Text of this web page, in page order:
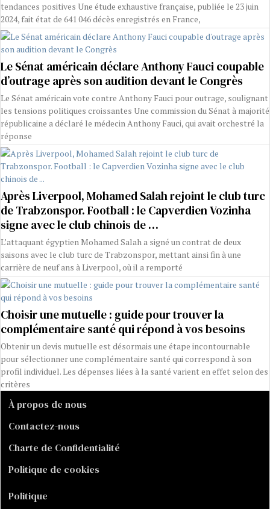
tendances positives Une étude exhaustive française, publiée le 23 juin
2024, fait état de 641 046 décès enregistrés en France,
Le Sénat américain déclare Anthony Fauci coupable
d’outrage après son audition devant le Congrès
Le Sénat américain vote contre Anthony Fauci pour outrage, soulignant
les tensions politiques croissantes Une commission du Sénat à majorité
républicaine a déclaré le médecin Anthony Fauci, qui avait orchestré la
réponse
Après Liverpool, Mohamed Salah rejoint le club turc
de Trabzonspor. Football : le Capverdien Vozinha
signe avec le club chinois de …
L’attaquant égyptien Mohamed Salah a signé un contrat de deux
saisons avec le club turc de Trabzonspor, mettant ainsi fin à une
carrière de neuf ans à Liverpool, où il a remporté
Choisir une mutuelle : guide pour trouver la
complémentaire santé qui répond à vos besoins
Obtenir un devis mutuelle est désormais une étape incontournable
pour sélectionner une complémentaire santé qui correspond à son
profil individuel. Les dépenses liées à la santé varient en effet selon des
critères
À propos de nous
Contactez-nous
Charte de Confidentialité
Politique de cookies
Politique